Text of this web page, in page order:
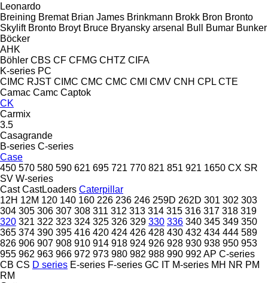
Leonardo
Breining Bremat Brian James Brinkmann Brokk Bron Bronto
Skylift Bronto Broyt Bruce Bryansky arsenal Bull Bumar Bunker
Böcker
AHK
Böhler CBS CF CFMG CHTZ CIFA
K-series PC
CIMC RJST CIMC CMC CMC CMI CMV CNH CPL CTE
Camac Camc Captok
CK
Carmix
3.5
Casagrande
B-series C-series
Case
450 570 580 590 621 695 721 770 821 851 921 1650 CX SR
SV W-series
Cast CastLoaders Caterpillar
12H 12M 120 140 160 226 236 246 259D 262D 301 302 303
304 305 306 307 308 311 312 313 314 315 316 317 318 319
320 321 322 323 324 325 326 329 330 336 340 345 349 350
365 374 390 395 416 420 424 426 428 430 432 434 444 589
826 906 907 908 910 914 918 924 926 928 930 938 950 953
955 962 963 966 972 973 980 982 988 990 992 AP C-series
CB CS D series E-series F-series GC IT M-series MH NR PM
RM